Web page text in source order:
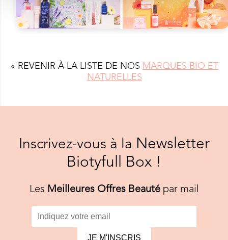
« REVENIR À LA LISTE DE NOS MARQUES BIO ET
NATURELLES
Inscrivez-vous à la Newsletter
Biotyfull Box !
Les Meilleures Offres Beautépar mail
JE M'INSCRIS